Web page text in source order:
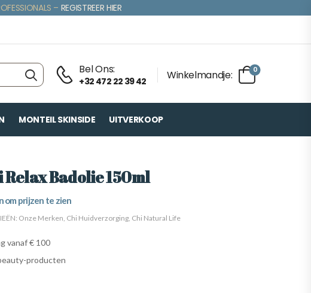
– REGISTREER HIER
Bel Ons:
+32 472 22 39 42 Winkelmandje: 0
MONTEIL SKINSIDE UITVERKOOP
Badolie 150ml
om prijzen te zien
Onze Merken, Chi Huidverzorging, Chi Natural Life
vanaf € 100
producten